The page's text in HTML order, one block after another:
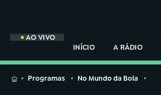
AO VIVO
INÍCIO
A RÁDIO
MENUProgramas No Mundo da Bola